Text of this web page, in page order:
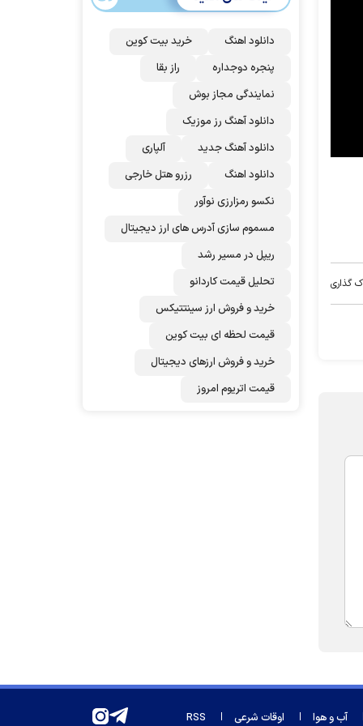
گذاری
دانلود اهنگ
خرید بیت کوین
پنجره دوجداره
راز بقا
نمایندگی مجاز بوش
دانلود آهنگ رز‌ موزیک
دانلود آهنگ جدید
آلپاری
دانلود اهنگ
رزرو هتل خارجی
نکسو رمزارزی نوآور
مسموم سازی آدرس های ارز دیجیتال
ریپل در مسیر رشد
تحلیل قیمت کاردانو
خرید و فروش ارز سینتتیکس
قیمت لحظه ای بیت کوین
خرید و فروش ارزهای دیجیتال
قیمت اتریوم امروز
آب و هوا اوقات شرعی RSS